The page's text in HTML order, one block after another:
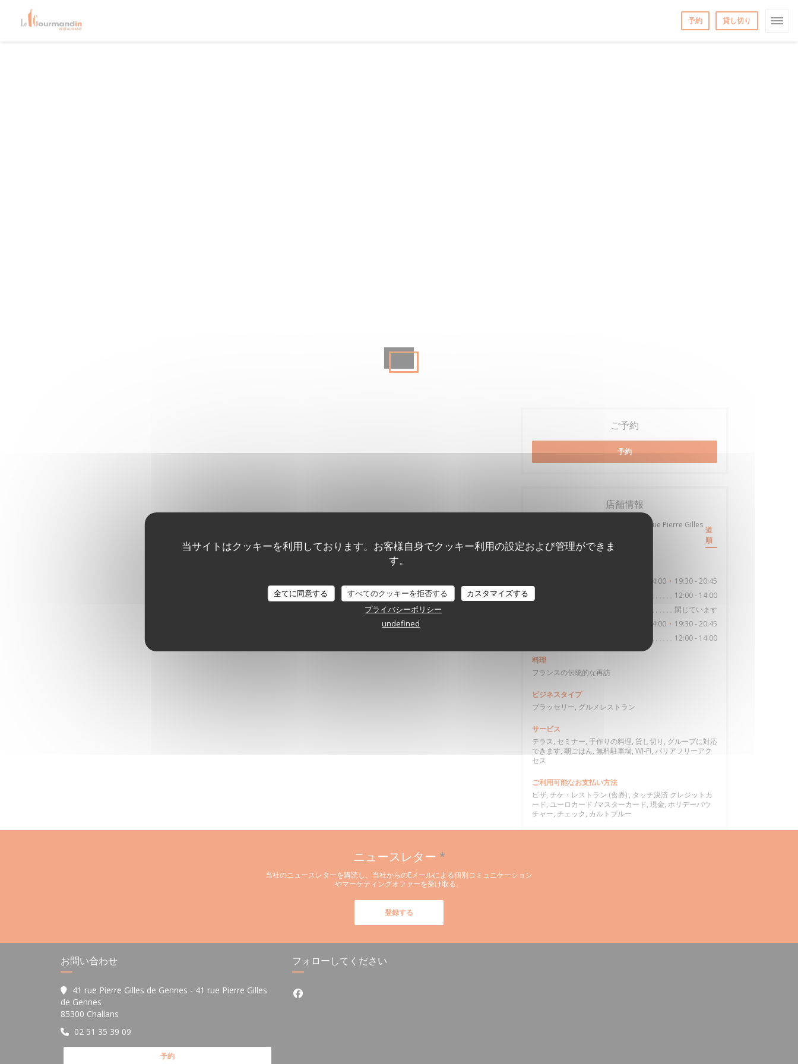
当サイトはクッキーを利用しております。お客様自身でクッキー利用の設定および管理ができま
す。
全てに同意する すべてのクッキーを拒否する
カスタマイズする
プライバシーポリシー
undefined
予約 貸し切り
ご予約
予約
店舗情報
41 rue Pierre Gilles de Gennes - 41 rue Pierre Gilles
85300 Challans((新しいウィンドウで開きます))
道
順
12:00 - 14:00 • 19:30 - 20:45
12:00 - 14:00
閉じています
12:00 - 14:00 • 19:30 - 20:45
12:00 - 14:00
料理
フランスの伝統的な再訪
ビジネスタイプ
ブラッセリー, グルメレストラン
サービス
テラス, セミナー, 手作りの料理, 貸し切り, グループに対応
できます, 朝ごはん, 無料駐車場, WI-FI, バリアフリーアク
セス
ご利用可能なお支払い方法
ビザ, チケ・レストラン (食券) , タッチ決済 クレジットカ
ード, ユーロカード /マスターカード, 現金, ホリデーバウ
チャー, チェック, カルトブルー
ニュースレター *
当社のニュースレターを購読し、当社からのEメールによる個別コミュニケーション
やマーケティングオファーを受け取る。
登録する
お問い合わせ
41 rue Pierre Gilles de Gennes - 41 rue Pierre Gilles
de Gennes
85300 Challans
02 51 35 39 09
予約
フォローしてください
Facebook ((新しいウィンドウで開きます))